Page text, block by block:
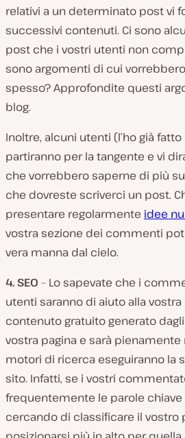
relativi a un determinato post vi
successivi contenuti. Ci sono
post che i vostri utenti non
sono argomenti di cui
spesso? Approfondite questi
blog.
Inoltre, alcuni utenti (l’ho già
partiranno per la tangente e vi
che vorrebbero saperne di più
che dovreste scriverci un post.
presentare regolarmente idee
vostra sezione dei commenti
vera manna dal cielo.
4. SEO – Lo sapevate che i
utenti saranno di aiuto alla vostra
contenuto gratuito generato
vostra pagina e sarà
motori di ricerca eseguiranno la
sito. Infatti, se i vostri
frequentemente le parole chiave
cercando di classificare il vostro